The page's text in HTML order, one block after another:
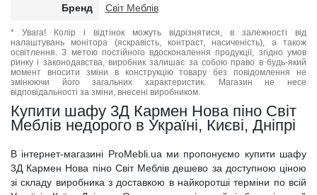
Бренд Світ Меблів
* Увага! Колір і відтінок можуть відрізнятися, в залежності від
налаштувань монітора (яскравість, контраст, насиченість), а також
освітлення. З метою постійного вдосконалення продукції, згідно умов
ринку і законодавства, виробник залишає за собою право в будь-який
момент вносити зміни в конструкцію товару без повідомлення не
змінюючи його загальних характеристик. Магазин не несе
відповідальності за зміни, внесені виробником.
Купити шафу 3Д Кармен Нова піно Світ
Меблів недорого в Україні, Києві, Дніпрі
В інтернет-магазині ProMebli.ua ми пропонуємо купити шафу
3Д Кармен Нова піно Світ Меблів дешево за доступною ціною
зі складу виробника з доставкою в найкоротші терміни по всій